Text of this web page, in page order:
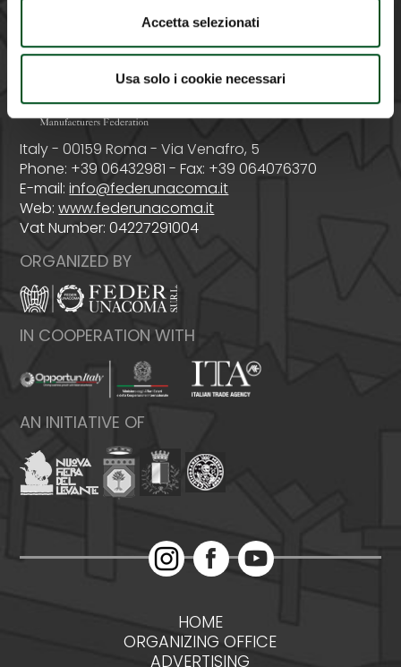
Accetta selezionati
Usa solo i cookie necessari
PROMOTED BY
Italy - 00159 Roma - Via Venafro, 5
Phone: +39 06432981 - Fax: +39 064076370
E-mail:info@federunacoma.it
Web:www.federunacoma.it
Vat Number: 04227291004
ORGANIZED BY
IN COOPERATION WITH
AN INITIATIVE OF
HOME
ORGANIZING OFFICE
ADVERTISING